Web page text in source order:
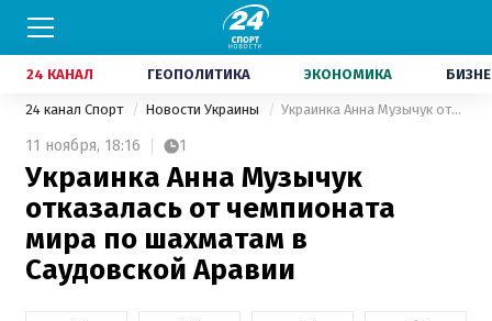
24 КАНАЛ ГЕОПОЛИТИКА ЭКОНОМИКА
24 канал Спорт Новости Украины Украинка Анна Музычук отказалась от чемпионата мира по шахматам в Саудовской Аравии
11 ноября, 18:16 1
Украинка Анна Музычук
отказалась от чемпионата
мира по шахматам в
Саудовской Аравии